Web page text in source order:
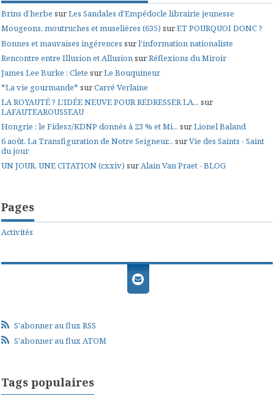
Brins d’herbe surLes Sandales d'Empédocle librairie jeunesse
Mougeons, moutruches et muselières (635) surET POURQUOI DONC ?
Bonnes et mauvaises ingérences surl'information nationaliste
Rencontre entre Illusion et AllusionsurRéflexions du Miroir
James Lee Burke : Clete surLe Bouquineur
*La vie gourmande* surCarré Verlaine
LA ROYAUTÉ ? L'IDÉE NEUVE POUR REDRESSER LA... sur
LAFAUTEAROUSSEAU
Hongrie : le Fidesz/KDNP donnés à 23 % et Mi... surLionel Baland
6 août. La Transfiguration de Notre Seigneur... surVie des Saints - Saint
du jour
UN JOUR, UNE CITATION (cxxiv) surAlain Van Praet - BLOG
Pages
Activités
S'abonner au flux RSS
S'abonner au flux ATOM
Tags populaires